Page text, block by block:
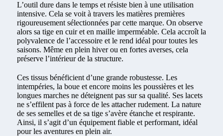
L’outil dure dans le temps et résiste bien à une utilisation
intensive. Cela se voit à travers les matières premières
rigoureusement sélectionnées par cette marque. On observe
alors sa tige en cuir et en maille imperméable. Cela accroît la
polyvalence de l’accessoire et le rend idéal pour toutes les
saisons. Même en plein hiver ou en fortes averses, cela
préserve l’intérieur de la structure.
Ces tissus bénéficient d’une grande robustesse. Les
intempéries, la boue et encore moins les poussières et les
longues marches ne déteignent pas sur sa qualité. Ses lacets
ne s’effilent pas à force de les attacher rudement. La nature
de ses semelles et de sa tige s’avère étanche et respirante.
Ainsi, il s’agit d’un équipement fiable et performant, idéal
pour les aventures en plein air.